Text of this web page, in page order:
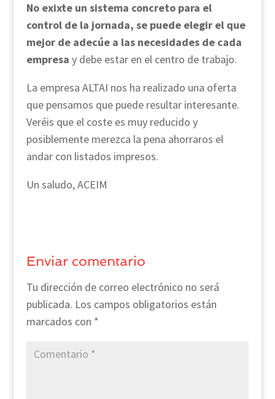
No exixte un sistema concreto para el
control de la jornada, se puede elegir el que
mejor de adecúe a las necesidades de cada
empresa y debe estar en el centro de trabajo.
La empresa ALTAI nos ha realizado una oferta
que pensamos que puede resultar interesante.
Veréis que el coste es muy reducido y
posiblemente merezca la pena ahorraros el
andar con listados impresos.
Un saludo, ACEIM
Enviar comentario
Tu dirección de correo electrónico no será
publicada. Los campos obligatorios están
marcados con *